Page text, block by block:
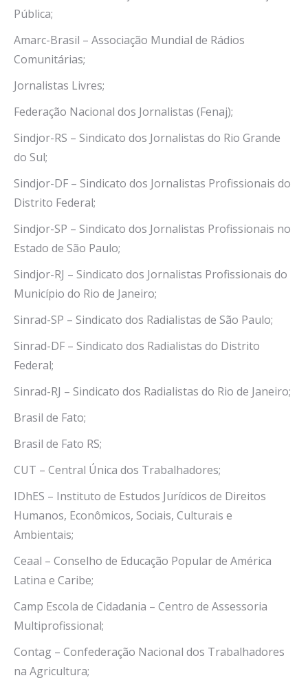
Pública;
Amarc-Brasil – Associação Mundial de Rádios
Comunitárias;
Jornalistas Livres;
Federação Nacional dos Jornalistas (Fenaj);
Sindjor-RS – Sindicato dos Jornalistas do Rio Grande
do Sul;
Sindjor-DF – Sindicato dos Jornalistas Profissionais do
Distrito Federal;
Sindjor-SP – Sindicato dos Jornalistas Profissionais no
Estado de São Paulo;
Sindjor-RJ – Sindicato dos Jornalistas Profissionais do
Município do Rio de Janeiro;
Sinrad-SP – Sindicato dos Radialistas de São Paulo;
Sinrad-DF – Sindicato dos Radialistas do Distrito
Federal;
Sinrad-RJ – Sindicato dos Radialistas do Rio de Janeiro;
Brasil de Fato;
Brasil de Fato RS;
CUT – Central Única dos Trabalhadores;
IDhES – Instituto de Estudos Jurídicos de Direitos
Humanos, Econômicos, Sociais, Culturais e
Ambientais;
Ceaal – Conselho de Educação Popular de América
Latina e Caribe;
Camp Escola de Cidadania – Centro de Assessoria
Multiprofissional;
Contag – Confederação Nacional dos Trabalhadores
na Agricultura;